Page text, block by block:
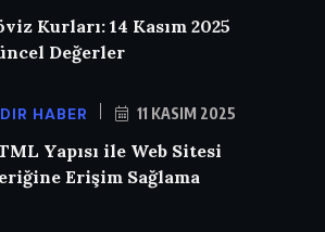
Kurları: 14 Kasım 2025
Değerler
HABER 11 KASIM 2025
Yapısı ile Web Sitesi
Erişim Sağlama